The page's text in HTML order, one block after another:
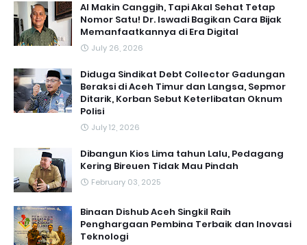
AI Makin Canggih, Tapi Akal Sehat Tetap
Nomor Satu! Dr. Iswadi Bagikan Cara Bijak
Memanfaatkannya di Era Digital
July 26, 2026
Diduga Sindikat Debt Collector Gadungan
Beraksi di Aceh Timur dan Langsa, Sepmor
Ditarik, Korban Sebut Keterlibatan Oknum
Polisi
July 12, 2026
Dibangun Kios Lima tahun Lalu, Pedagang
Kering Bireuen Tidak Mau Pindah
February 03, 2025
Binaan Dishub Aceh Singkil Raih
Penghargaan Pembina Terbaik dan Inovasi
Teknologi